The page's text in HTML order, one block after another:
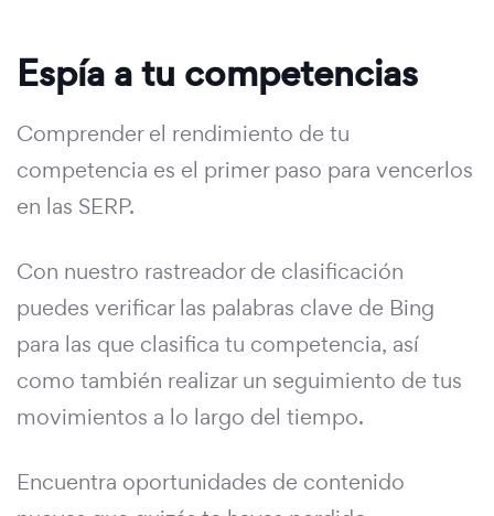
Espía a tu competencias
Comprender el rendimiento de tu
competencia es el primer paso para vencerlos
en las SERP.
Con nuestro rastreador de clasificación
puedes verificar las palabras clave de Bing
para las que clasifica tu competencia, así
como también realizar un seguimiento de tus
movimientos a lo largo del tiempo.
Encuentra oportunidades de contenido